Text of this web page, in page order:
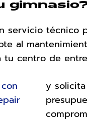
servicio técnico
al
tu centro de
y